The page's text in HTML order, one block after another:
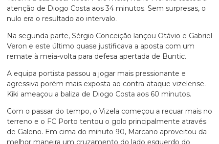
atenção de Diogo Costa aos 34 minutos. Sem surpresas, o
nulo era o resultado ao intervalo.
Na segunda parte, Sérgio Conceição lançou Otávio e Gabriel
Veron e este último quase justificava a aposta com um
remate à meia-volta para defesa apertada de Buntic.
A equipa portista passou a jogar mais pressionante e
agressiva porém mais exposta ao contra-ataque vizelense.
Kiki ameaçou a baliza de Diogo Costa aos 60 minutos.
Com o passar do tempo, o Vizela começou a recuar mais no
terreno e o FC Porto tentou o golo principalmente através
de Galeno. Em cima do minuto 90, Marcano aproveitou da
melhor maneira um cruzamento do lado esquerdo do